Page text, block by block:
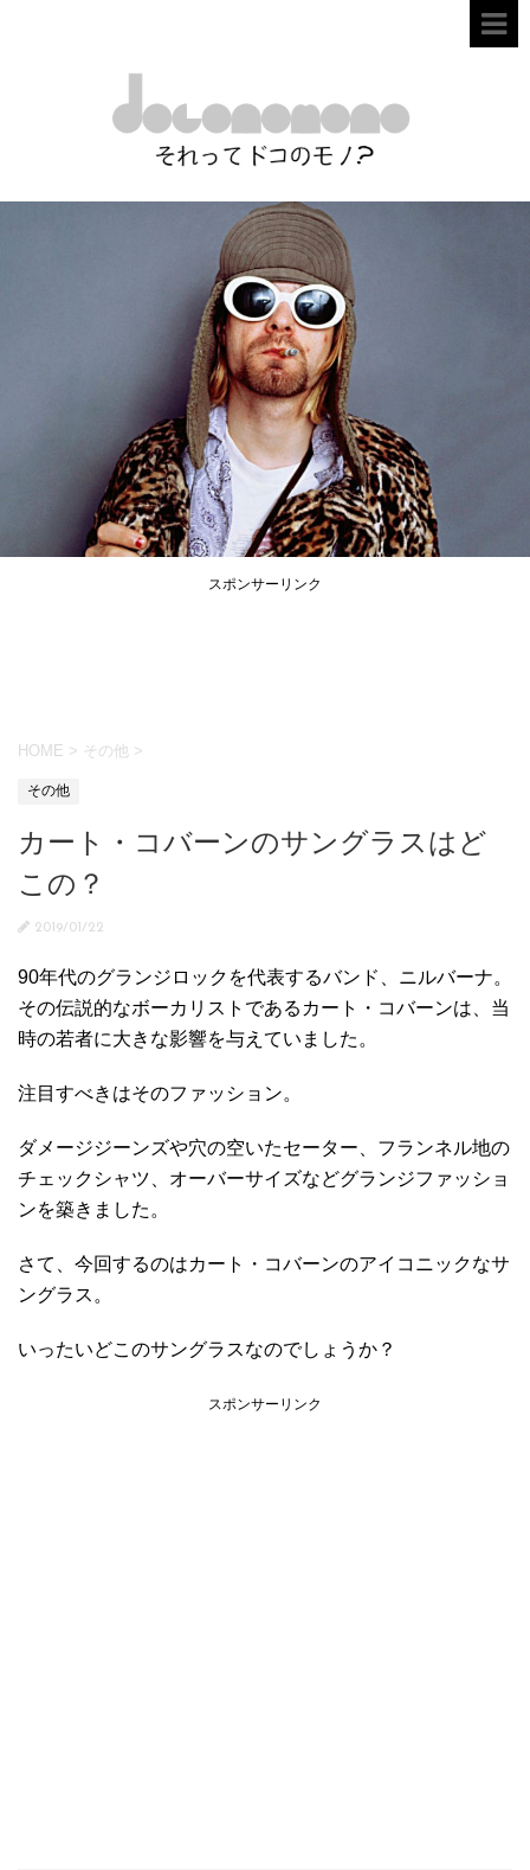
スポンサーリンク
HOME > その他 >
その他
カート・コバーンのサングラスはど
この？
2019/01/22
90年代のグランジロックを代表するバンド、ニルバーナ。
その伝説的なボーカリストであるカート・コバーンは、当
時の若者に大きな影響を与えていました。
注目すべきはそのファッション。
ダメージジーンズや穴の空いたセーター、フランネル地の
チェックシャツ、オーバーサイズなどグランジファッショ
ンを築きました。
さて、今回するのはカート・コバーンのアイコニックなサ
ングラス。
いったいどこのサングラスなのでしょうか？
スポンサーリンク